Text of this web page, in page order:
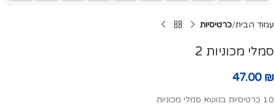
עמוד הבית כרטיסיות
סמלי מכוניות 2
47.00 ₪
10 כרטיסיות בנושא סמלי מכוניות